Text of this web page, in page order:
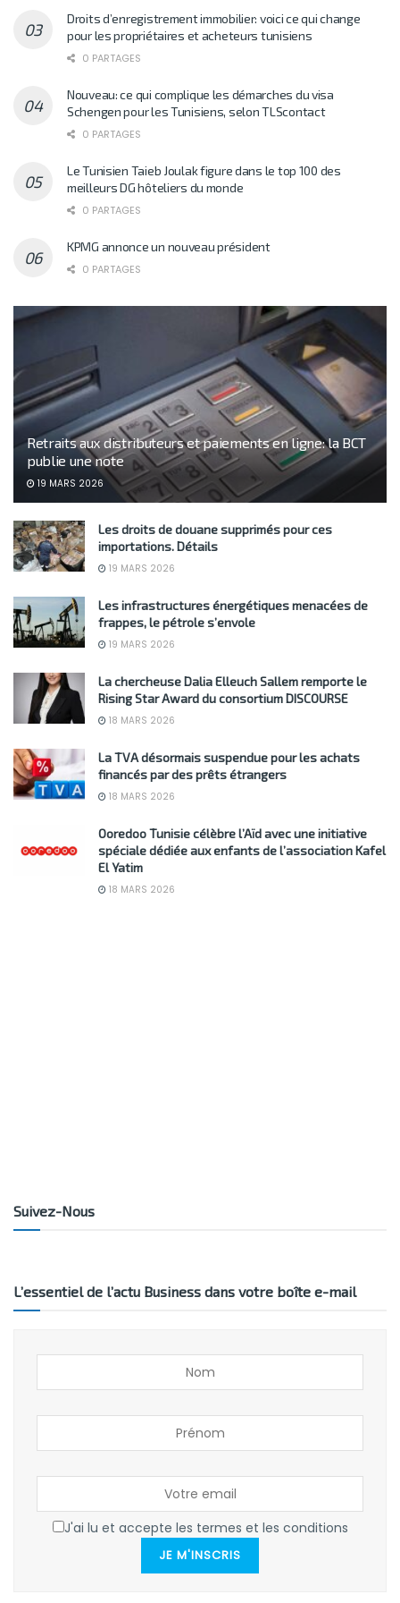
Droits d’enregistrement immobilier: voici ce qui change
pour les propriétaires et acheteurs tunisiens
0 PARTAGES
Nouveau: ce qui complique les démarches du visa
Schengen pour les Tunisiens, selon TLScontact
0 PARTAGES
Le Tunisien Taieb Joulak figure dans le top 100 des
meilleurs DG hôteliers du monde
0 PARTAGES
KPMG annonce un nouveau président
0 PARTAGES
Retraits aux distributeurs et paiements en ligne: la BCT
publie une note
19 MARS 2026
Les droits de douane supprimés pour ces
importations. Détails
19 MARS 2026
Les infrastructures énergétiques menacées de
frappes, le pétrole s’envole
19 MARS 2026
La chercheuse Dalia Elleuch Sallem remporte le
Rising Star Award du consortium DISCOURSE
18 MARS 2026
La TVA désormais suspendue pour les achats
financés par des prêts étrangers
18 MARS 2026
Ooredoo Tunisie célèbre l’Aïd avec une initiative
spéciale dédiée aux enfants de l’association Kafel
El Yatim
18 MARS 2026
Suivez-Nous
L’essentiel de l’actu Business dans votre boîte e-mail
J'ai lu et accepte les termes et les conditions
JE M'INSCRIS